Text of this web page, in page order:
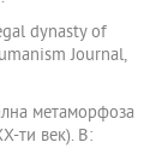
dynasty of
Journal,
метаморфоза
ти век). В: